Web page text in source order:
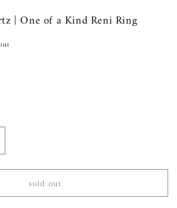
| One of a Kind Reni Ring
sold out